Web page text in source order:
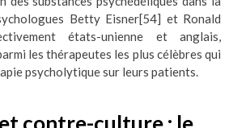
Betty Eisner[54] et Ronald
états-unienne et anglais,
les thérapeutes les plus célèbres qui
psycholytique sur leurs patients.